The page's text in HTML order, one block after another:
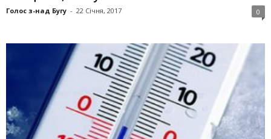
Голос з-над Бугу - 22 Січня, 2017 0